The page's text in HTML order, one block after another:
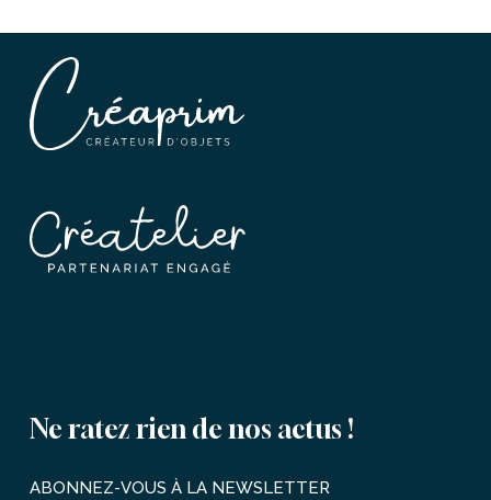
Ne ratez rien de nos actus !
ABONNEZ-VOUS À LA NEWSLETTER